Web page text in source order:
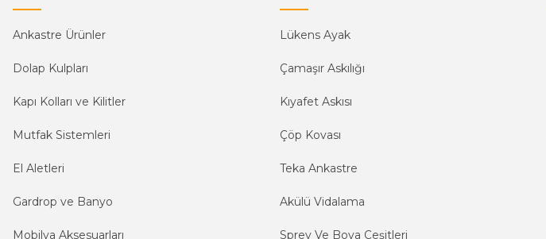
Ankastre Ürünler
Dolap Kulpları
Kapı Kolları ve Kilitler
Mutfak Sistemleri
El Aletleri
Gardrop ve Banyo
Mobilya Aksesuarları
Lükens Ayak
Çamaşır Askılığı
Kıyafet Askısı
Çöp Kovası
Teka Ankastre
Akülü Vidalama
Sprey Ve Boya Çeşitleri